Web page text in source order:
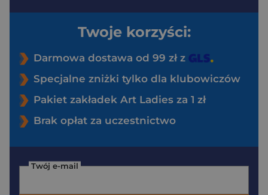
Twoje korzyści:
Darmowa dostawa od 99 zł z
Specjalne zniżki tylko dla klubowiczów
Pakiet zakładek Art Ladies za 1 zł
Brak opłat za uczestnictwo
Twój e-mail